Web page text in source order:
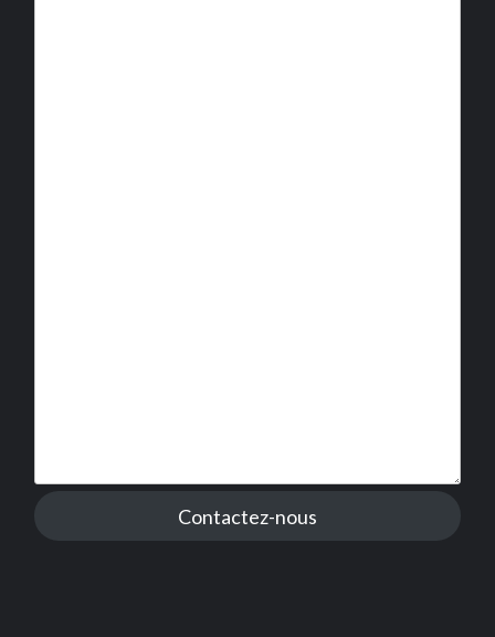
Contactez-nous